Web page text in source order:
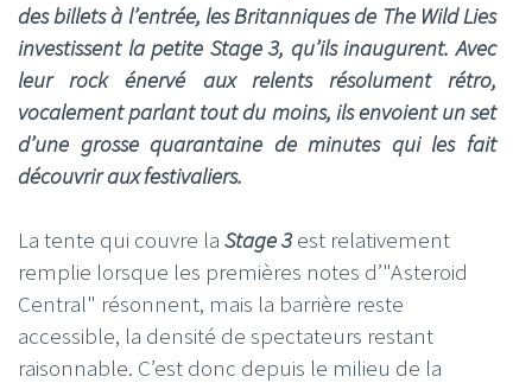
des billets à l’entrée, les Britanniques de The Wild Lies
investissent la petite Stage 3, qu’ils inaugurent. Avec
leur rock énervé aux relents résolument rétro,
vocalement parlant tout du moins, ils envoient un set
d’une grosse quarantaine de minutes qui les fait
découvrir aux festivaliers.
La tente qui couvre la Stage 3 est relativement
remplie lorsque les premières notes d’"Asteroid
Central" résonnent, mais la barrière reste
accessible, la densité de spectateurs restant
raisonnable. C’est donc depuis le milieu de la